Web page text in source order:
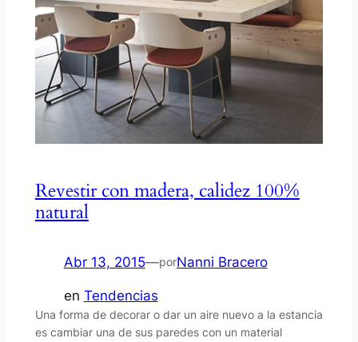
Revestir con madera, calidez 100%
natural
Abr 13, 2015—porNanni Bracero
en Tendencias
Una forma de decorar o dar un aire nuevo a la estancia
es cambiar una de sus paredes con un material